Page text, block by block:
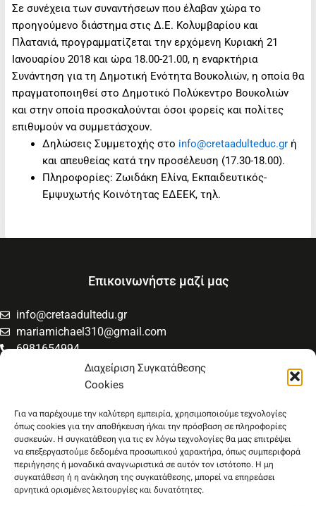
Διαχείριση Συγκατάθεσης
Cookies
Για να παρέχουμε την καλύτερη εμπειρία, χρησιμοποιούμε τεχνολογίες
όπως cookies για την αποθήκευση ή/και την πρόσβαση σε πληροφορίες
συσκευών. Η συγκατάθεση για τις εν λόγω τεχνολογίες θα μας επιτρέψει
να επεξεργαστούμε δεδομένα προσωπικού χαρακτήρα, όπως συμπεριφορά
περιήγησης ή μοναδικά αναγνωριστικά σε αυτόν τον ιστότοπο. Η μη
συγκατάθεση ή η ανάκληση της συγκατάθεσης, μπορεί να επηρεάσει
αρνητικά ορισμένες λειτουργίες και δυνατότητες.
Σε συνέχεια των συναντήσεων που έλαβαν χώρα το
προηγούμενο διάστημα στις Δ.Ε. Κολυμβαρίου και
Πλατανιά, προγραμματίζεται την ερχόμενη Κυριακή 21
Ιανουαρίου 2018 και ώρα 18.00-21.00, η εναρκτήρια
Συνάντηση για τη Δημοτική Ενότητα Βουκολιών, η οποία θα
πραγματοποιηθεί στο Δημοτικό Πoλύκεντρο Βουκολιών
και στην οποία προσκαλούνται όσοι φορείς και πολίτες
επιθυμούν να συμμετάσχουν.
Δηλώσεις Συμμετοχής στο info@cretaadulteduc.gr ή
και απευθείας κατά την προσέλευση (17.30-18.00).
Πληροφορίες: Ζωιδάκη Ελίνα, Εκπαιδευτικός-
Εμψυχωτής Κοινότητας ΕΔΕΕΚ, τηλ.
Επικοινωνήστε μαζί μας
info@cretaadultedu.gr
mariamichael310@gmail.com
6981654994
Στρατηγού Μακρυγιάννη 38, Χαλέπα